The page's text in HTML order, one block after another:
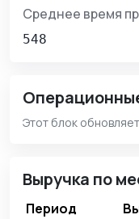
Среднее время
548
Этот блок
Выручка по
Период